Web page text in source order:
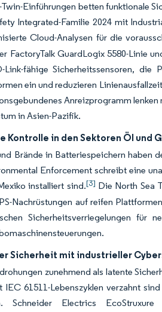
Einführungen betten funktionale
Integrated-Familie 2024 mit
Cloud-Analysen für die
FactoryTalk GuardLogix 5580-Linie
fähige Sicherheitssensoren, die
ein und reduzieren
Anreizprogramm
in Asien-Pazifik.
in den Sektoren Öl und
Brände in Batteriespeichern haben
Enforcement schreibt eine
installiert sind.[3] Die North Sea
Nachrüstungen auf reifen
Sicherheitsverriegelungen für
Sicherheit mit industrieller
zunehmend als latente
61511-Lebenszyklen verzahnt
Schneider Electrics